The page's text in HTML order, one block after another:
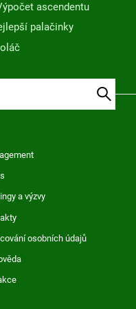
ascendentu
palačinky
a výzvy
osobních údajů